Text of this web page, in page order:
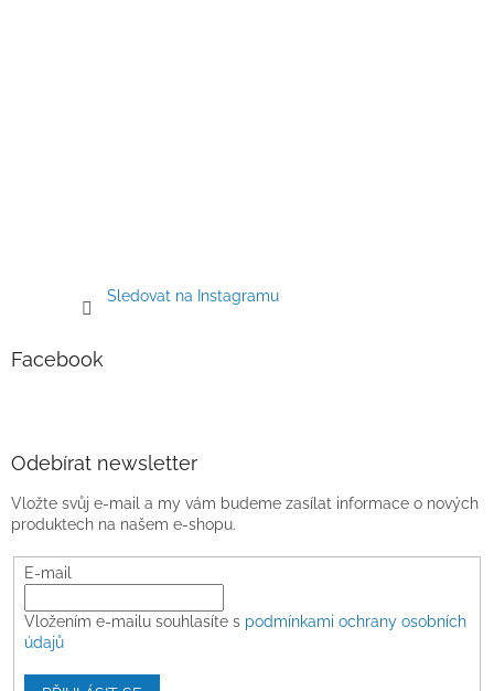
Sledovat na Instagramu
Facebook
Odebírat newsletter
Vložte svůj e-mail a my vám budeme zasílat informace o nových
produktech na našem e-shopu.
E-mail
Vložením e-mailu souhlasíte s podmínkami ochrany osobních
údajů